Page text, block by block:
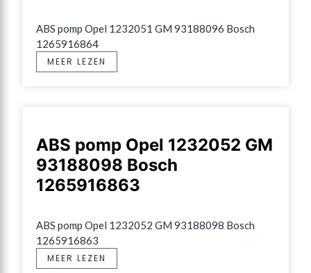
ABS pomp Opel 1232051 GM 93188096 Bosch
1265916864
MEER LEZEN
ABS pomp Opel 1232052 GM
93188098 Bosch
1265916863
ABS pomp Opel 1232052 GM 93188098 Bosch
1265916863
MEER LEZEN